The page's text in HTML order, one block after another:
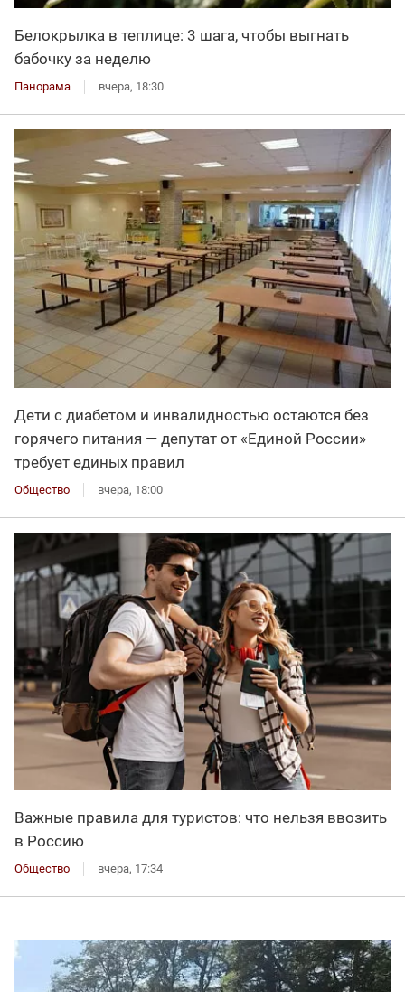
Белокрылка в теплице: 3 шага, чтобы выгнать
бабочку за неделю
Панорама вчера, 18:30
Дети с диабетом и инвалидностью остаются без
горячего питания — депутат от «Единой России»
требует единых правил
Общество вчера, 18:00
Важные правила для туристов: что нельзя ввозить
в Россию
Общество вчера, 17:34